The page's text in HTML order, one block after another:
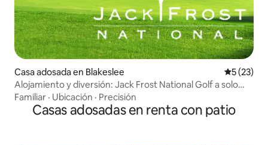
Casa adosada en Blakeslee
5 (23)
Alojamiento y diversión: Jack Frost National Golf a solo
3 millas
Familiar · Ubicación · Precisión
Casas adosadas en renta con patio